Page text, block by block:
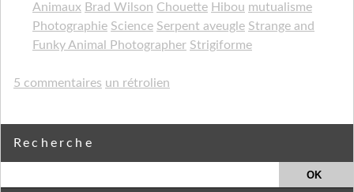
Animaux Brad Wilson Chouette Hibou mutualisme
Photographie Science Serpent aveugle Strange and
Funky Animal Photographer Strigiforme
5 commentaires un rétrolien
Recherche